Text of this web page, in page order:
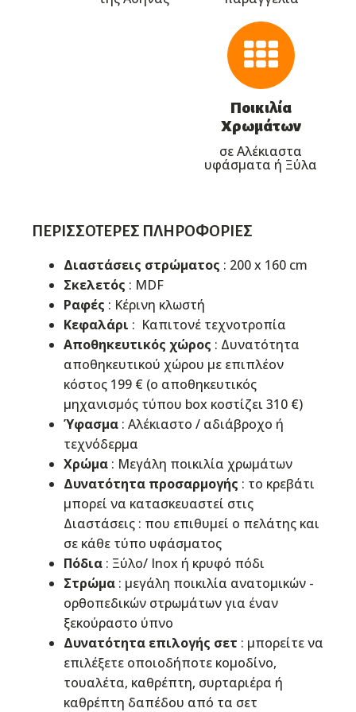
Ποικιλία
Χρωμάτων
σε Αλέκιαστα
υφάσματα ή Ξύλα
ΠΕΡΙΣΣΌΤΕΡΕΣ ΠΛΗΡΟΦΟΡΊΕΣ
Διαστάσεις στρώματος : 200 x 160 cm
Σκελετός : MDF
Ραφές : Κέρινη κλωστή
Κεφαλάρι : Καπιτονέ τεχνοτροπία
Αποθηκευτικός χώρος : Δυνατότητα
αποθηκευτικού χώρου με επιπλέον
κόστος 199 € (ο αποθηκευτικός
μηχανισμός τύπου box κοστίζει 310 €)
Ύφασμα : Αλέκιαστo / αδιάβροχo ή
τεχνόδερμα
Χρώμα : Μεγάλη ποικιλία χρωμάτων
Δυνατότητα προσαρμογής : το κρεβάτι
μπορεί να κατασκευαστεί στις
Διαστάσεις : που επιθυμεί ο πελάτης και
σε κάθε τύπο υφάσματος
Πόδια : Ξύλο/ Inox ή κρυφό πόδι
Στρώμα : μεγάλη ποικιλία ανατομικών -
ορθοπεδικών στρωμάτων για έναν
ξεκούραστο ύπνο
Δυνατότητα επιλογής σετ : μπορείτε να
επιλέξετε οποιοδήποτε κομοδίνο,
τουαλέτα, καθρέπτη, συρταριέρα ή
καθρέπτη δαπέδου από τα σετ